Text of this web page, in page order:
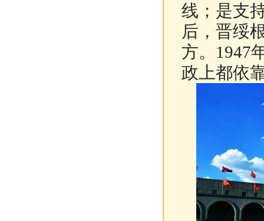
线；是支
后，晋绥
方。1947
政上都依